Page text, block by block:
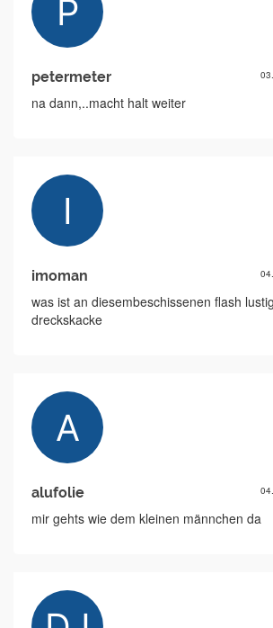
petermeter
na dann,..macht halt weiter
imoman
was ist an diesembeschissenen flash
dreckskacke
alufolie
mir gehts wie dem kleinen männchen da